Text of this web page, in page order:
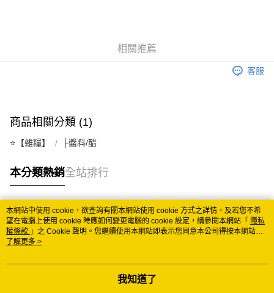
每筆NT$60
付款後全家取貨
每筆NT$60
7-11取貨付款
每筆NT$60
每筆NT$60
相關推薦
客服
商品相關分類 (1)
⭐️【雜糧】 ├醬料/醋
本分類熱銷全站排行
熱門標籤
本網站中使用 cookie，欲查詢有關本網站使用 cookie 方式之詳情，及若您不希
望在電腦上使用 cookie 時應如何變更電腦的 cookie 設定，請參閱本網站「 隱私
權條款 」之 Cookie 聲明。您繼續使用本網站即表示您同意本公司得按本網站使
用條款之 Cookie 聲明使用 cookie。
了解更多 >
我知道了